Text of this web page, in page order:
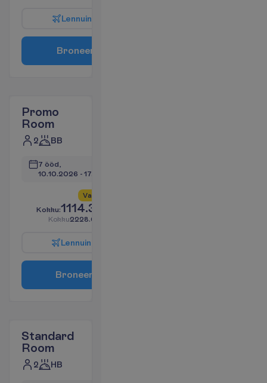
Lennuin
Broneer
Promo
Room
2 BB
7 ööd,
10.10.2026 - 17.10.2026
Va
Kokku:1114.31
Kokku2228.62
Lennuin
Broneer
Standard
Room
2 HB